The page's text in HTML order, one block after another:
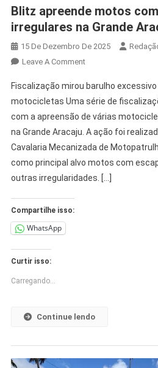
Blitz apreende motos
irregulares na Grande
15 De Dezembro De 2025
Leave A Comment
Fiscalização mirou barulho
motocicletas Uma série de
com a apreensão de várias
na Grande Aracaju. A ação foi
Cavalaria Mecanizada de
como principal alvo motos com
outras irregularidades. […]
Compartilhe isso:
WhatsApp
Curtir isso:
Carregando...
Continue lendo